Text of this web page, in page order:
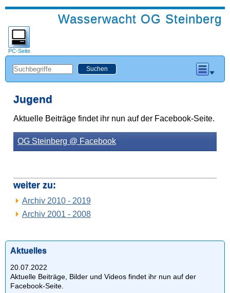
Wasserwacht OG Steinberg
PC-Seite
Jugend
Aktuelle Beiträge findet ihr nun auf der Facebook-Seite.
OG Steinberg @ Facebook
weiter zu:
Archiv 2010 - 2019
Archiv 2001 - 2008
Aktuelles
20.07.2022
Aktuelle Beiträge, Bilder und Videos findet ihr nun auf der
Facebook-Seite.